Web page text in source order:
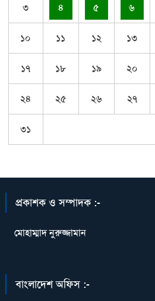
৩ ৪ ৫ ৬
১০ ১১ ১২ ১৩
১৭ ১৮ ১৯ ২০
২৪ ২৫ ২৬ ২৭
৩১
প্রকাশক ও সম্পাদক :-
মোহাম্মাদ নুরুজ্জামান
বাংলাদেশ অফিস :-